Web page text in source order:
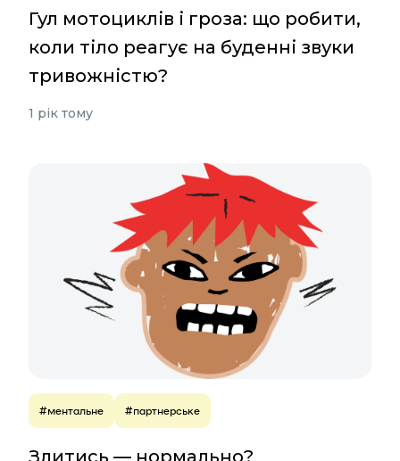
Гул мотоциклів і гроза: що робити,
коли тіло реагує на буденні звуки
тривожністю?
1 рік тому
#ментальне #партнерське
Злитись — нормально?